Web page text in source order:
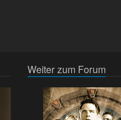
Weiter zum Forum